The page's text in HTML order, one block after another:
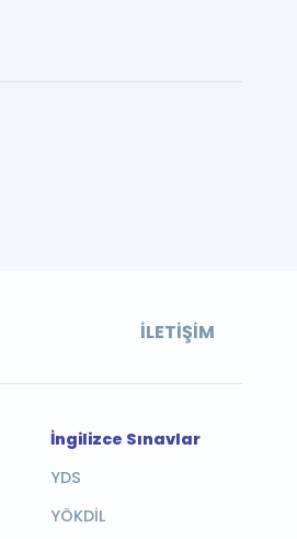
İLETIŞIM
İngilizce Sınavlar
YDS
YÖKDİL